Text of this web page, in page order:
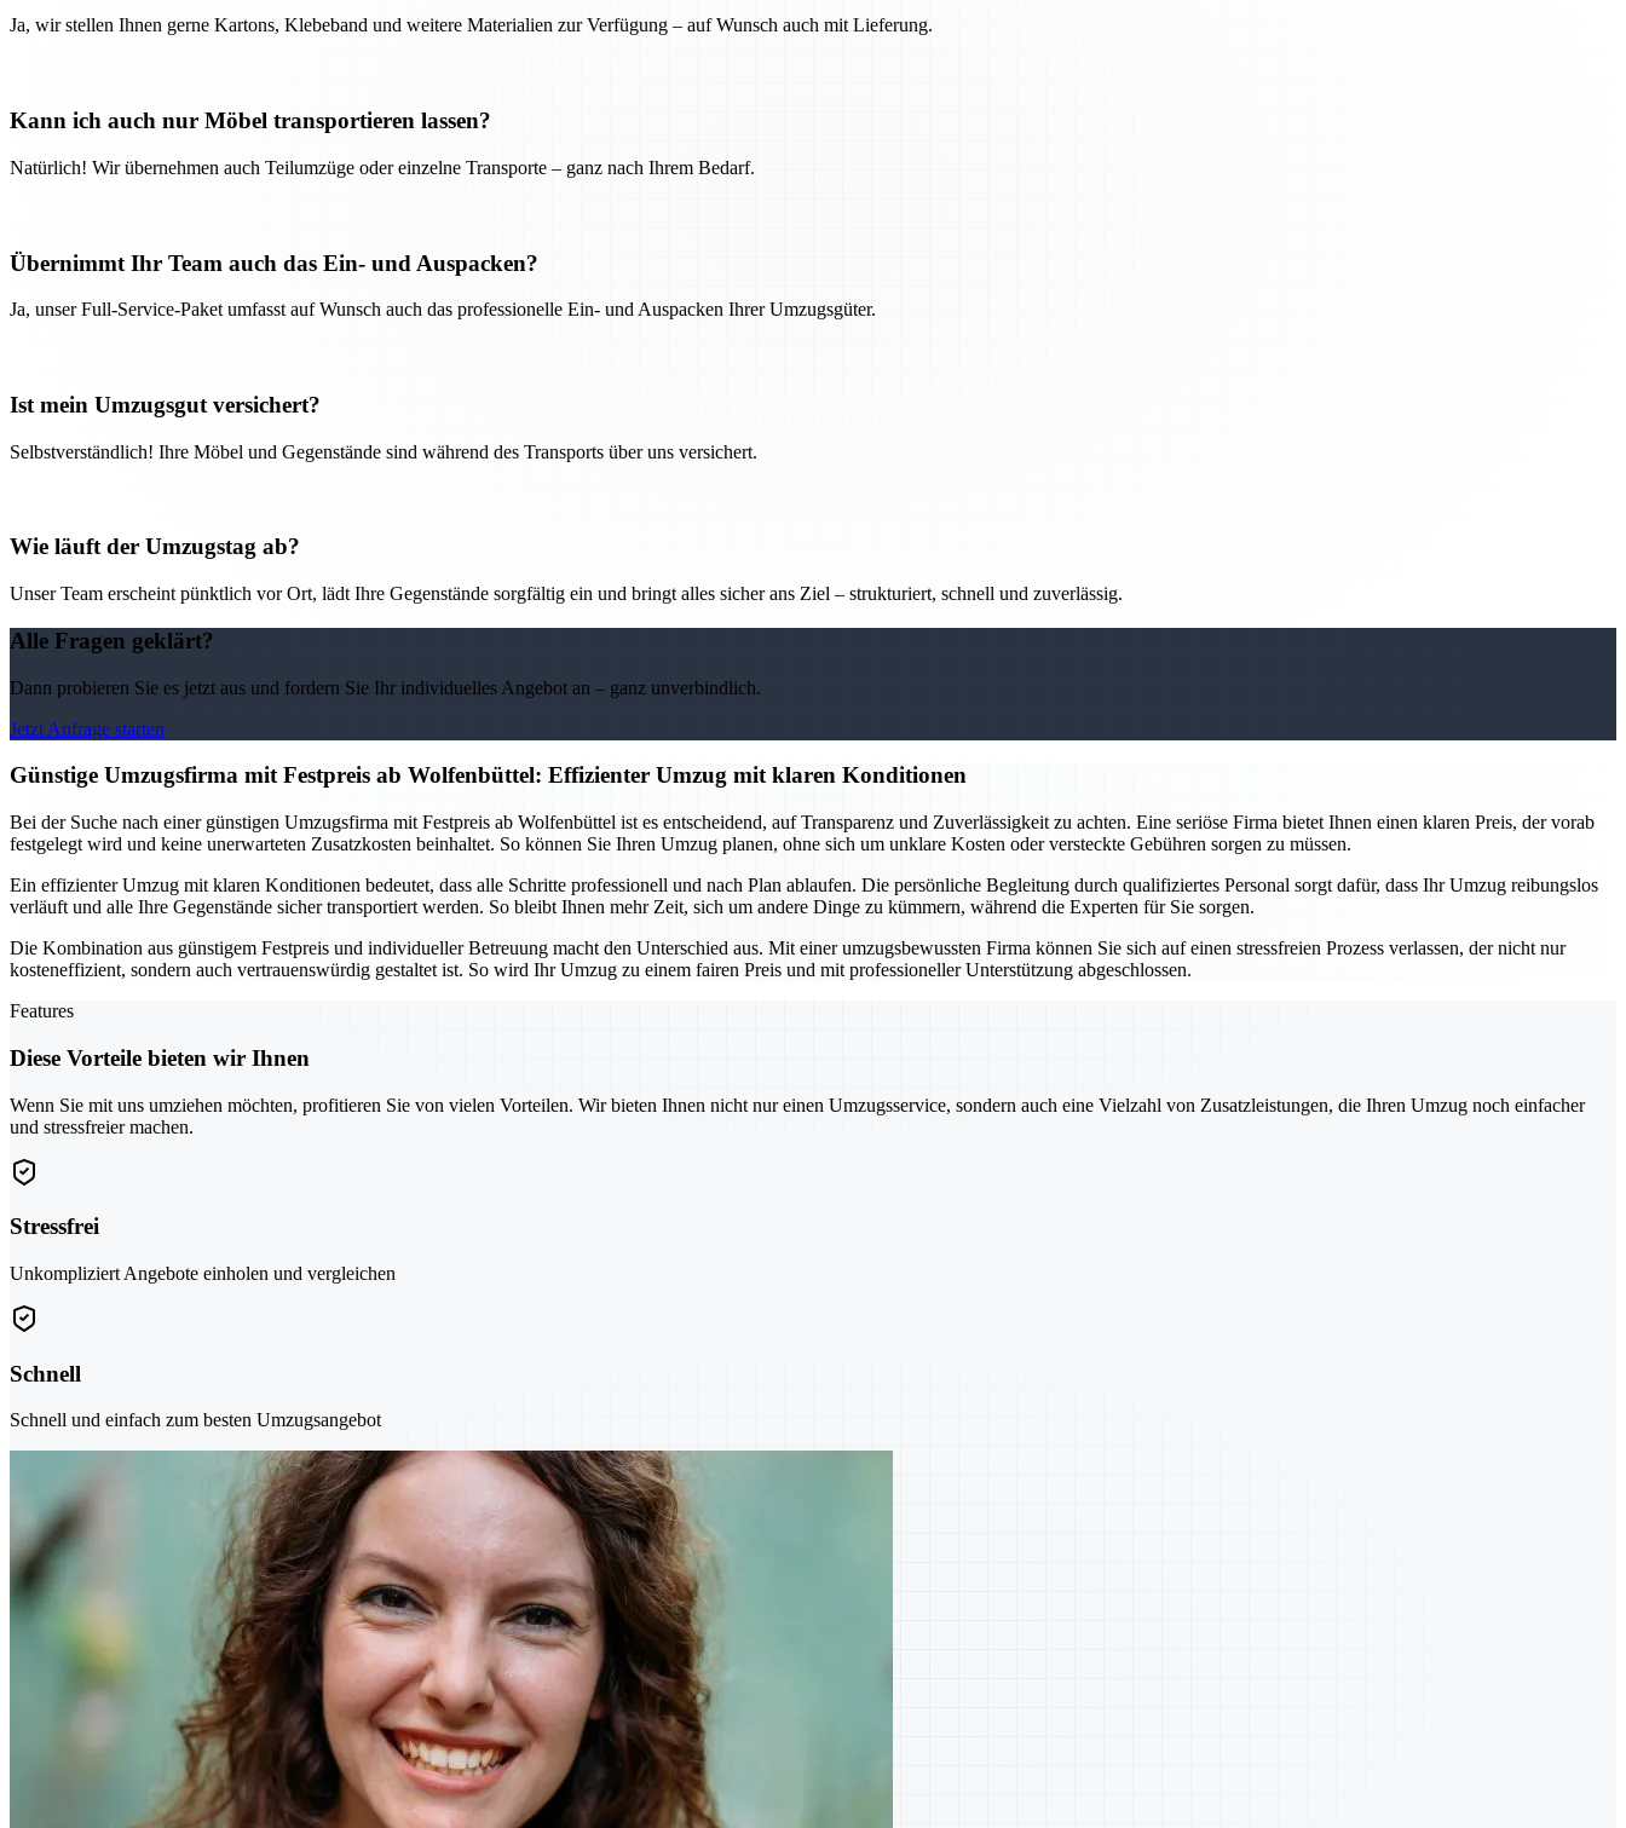
Ja, wir stellen Ihnen gerne Kartons, Klebeband und weitere Materialien zur Verfügung – auf Wunsch auch mit Lieferung.
Kann ich auch nur Möbel transportieren lassen?
Natürlich! Wir übernehmen auch Teilumzüge oder einzelne Transporte – ganz nach Ihrem Bedarf.
Übernimmt Ihr Team auch das Ein- und Auspacken?
Ja, unser Full-Service-Paket umfasst auf Wunsch auch das professionelle Ein- und Auspacken Ihrer Umzugsgüter.
Ist mein Umzugsgut versichert?
Selbstverständlich! Ihre Möbel und Gegenstände sind während des Transports über uns versichert.
Wie läuft der Umzugstag ab?
Unser Team erscheint pünktlich vor Ort, lädt Ihre Gegenstände sorgfältig ein und bringt alles sicher ans Ziel – strukturiert, schnell und zuverlässig.
Alle Fragen geklärt?
Dann probieren Sie es jetzt aus und fordern Sie Ihr individuelles Angebot an – ganz unverbindlich.
Jetzt Anfrage starten
Günstige Umzugsfirma mit Festpreis ab Wolfenbüttel: Effizienter Umzug mit klaren Konditionen
Bei der Suche nach einer günstigen Umzugsfirma mit Festpreis ab Wolfenbüttel ist es entscheidend, auf Transparenz und Zuverlässigkeit zu achten. Eine seriöse Firma bietet Ihnen einen klaren Preis, der vorab
festgelegt wird und keine unerwarteten Zusatzkosten beinhaltet. So können Sie Ihren Umzug planen, ohne sich um unklare Kosten oder versteckte Gebühren sorgen zu müssen.
Ein effizienter Umzug mit klaren Konditionen bedeutet, dass alle Schritte professionell und nach Plan ablaufen. Die persönliche Begleitung durch qualifiziertes Personal sorgt dafür, dass Ihr Umzug reibungslos
verläuft und alle Ihre Gegenstände sicher transportiert werden. So bleibt Ihnen mehr Zeit, sich um andere Dinge zu kümmern, während die Experten für Sie sorgen.
Die Kombination aus günstigem Festpreis und individueller Betreuung macht den Unterschied aus. Mit einer umzugsbewussten Firma können Sie sich auf einen stressfreien Prozess verlassen, der nicht nur
kosteneffizient, sondern auch vertrauenswürdig gestaltet ist. So wird Ihr Umzug zu einem fairen Preis und mit professioneller Unterstützung abgeschlossen.
Features
Diese Vorteile bieten wir Ihnen
Wenn Sie mit uns umziehen möchten, profitieren Sie von vielen Vorteilen. Wir bieten Ihnen nicht nur einen Umzugsservice, sondern auch eine Vielzahl von Zusatzleistungen, die Ihren Umzug noch einfacher
und stressfreier machen.
Stressfrei
Unkompliziert Angebote einholen und vergleichen
Schnell
Schnell und einfach zum besten Umzugsangebot